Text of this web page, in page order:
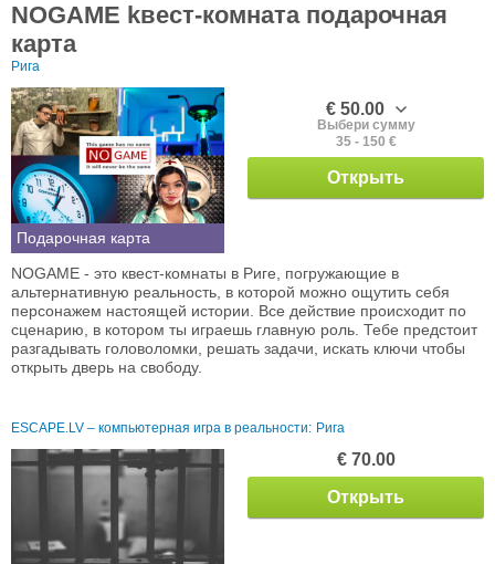
NOGAME kвест-комната подарочная
карта
Рига
Подарочная карта
€ 50.00
Выбери сумму
35 - 150 €
Открыть
NOGAME - это квест-комнаты в Риге, погружающие в
альтернативную реальность, в которой можно ощутить себя
персонажем настоящей истории. Все действие происходит по
сценарию, в котором ты играешь главную роль. Тебе предстоит
разгадывать головоломки, решать задачи, искать ключи чтобы
открыть дверь на свободу.
ESCAPE.LV – компьютерная игра в реальности: Рига
€ 70.00
Открыть